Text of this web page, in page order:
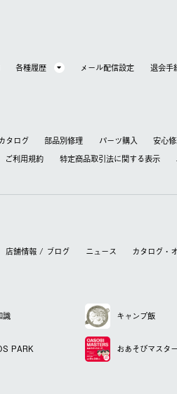
各種履歴 メール配信設定 退会⼿
タログ 部品別修理 パーツ購入 安心
ご利用規約 特定商品取引法に関する表⽰
店舗情報 / ブログ ニュース カタログ・
識 キャンプ飯
PARK おあそびマスタ